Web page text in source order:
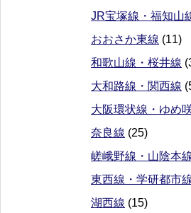
JR宝塚線・福知山
おおさか東線 (11)
和歌山線・桜井線
大和路線・関西線
大阪環状線・ゆめ
奈良線 (25)
嵯峨野線・山陰本
東西線・学研都市
湖西線 (15)